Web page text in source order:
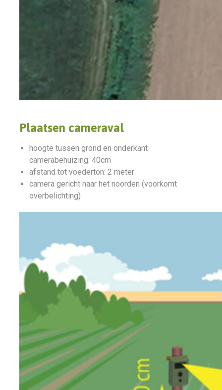
Plaatsen cameraval
hoogte tussen grond en onderkant
camerabehuizing: 40cm
afstand tot voederton: 2 meter
camera gericht naar het noorden (voorkomt
overbelichting)